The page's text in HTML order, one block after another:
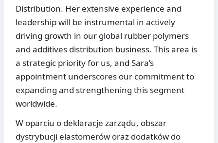
Distribution. Her extensive experience and
leadership will be instrumental in actively
driving growth in our global rubber polymers
and additives distribution business. This area is
a strategic priority for us, and Sara’s
appointment underscores our commitment to
expanding and strengthening this segment
worldwide.
W oparciu o deklaracje zarządu, obszar
dystrybucji elastomerów oraz dodatków do